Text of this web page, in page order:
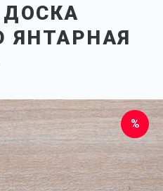
ЯНТАРНАЯ
сами.